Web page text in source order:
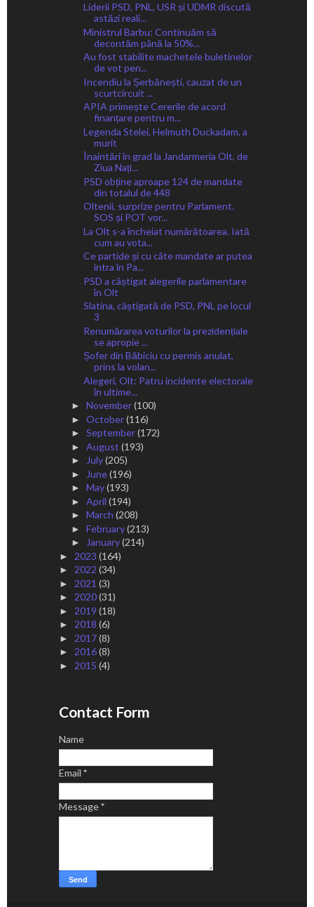
Liderii PSD, PNL, USR și UDMR discută
astăzi reali...
Ministrul Barbu: Continuăm să
decontăm până la 50%...
Au fost stabilite machetele buletinelor
de vot pen...
Incendiu la Șerbănești, cauzat de un
scurtcircuit ...
APIA primește Cererile de acord
finanțare pentru m...
Legenda Stelei, Helmuth Duckadam, a
murit
Înaintări în grad la Jandarmeria Olt, de
Ziua Nați...
PSD obține aproape 124 de mandate
din totalul de 448
Oltenii, surprize pentru Parlament.
SOS și POT vor...
La Olt s-a încheiat numărătoarea. Iată
cum au vota...
Ce partide și cu câte mandate ar putea
intra în Pa...
PSD a câștigat alegerile parlamentare
în Olt
Slatina, câștigată de PSD, PNL pe locul
3
Renumărarea voturilor la prezidențiale
se apropie ...
Șofer din Băbiciu cu permis anulat,
prins la volan...
Alegeri, Olt: Patru incidente electorale
în ultime...
► November(100)
► October(116)
► September(172)
► August (193)
► July(205)
► June(196)
► May(193)
► April (194)
► March (208)
► February(213)
► January(214)
► 2023 (164)
► 2022 (34)
► 2021 (3)
► 2020(31)
► 2019 (18)
► 2018 (6)
► 2017(8)
► 2016(8)
► 2015 (4)
Contact Form
Name
Email *
Message*